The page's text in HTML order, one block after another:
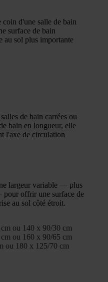
d'une salle de bain
surface de bain
au sol plus importante
de bain carrées ou
bain en longueur, elle
l'axe de circulation
largeur variable — plus
pour offrir une surface de
au sol côté étroit.
ou 140 x 90/30 cm
ou 160 x 90/65 cm
ou 180 x 125/70 cm